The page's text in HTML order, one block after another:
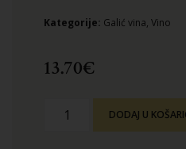
Kategorije: Galić vina, Vino
13.70€
DODAJ U